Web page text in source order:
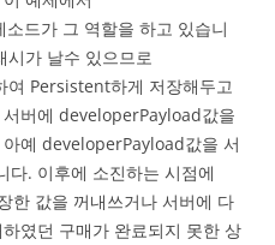
드가 그 역할을 하고 있습니
시가 날수 있으므로
Persistent하게 저장해두고
버에 developerPayload값을
예 developerPayload값을 서
다. 이후에 소진하는 시점에
한 값을 꺼내쓰거나 서버에 다
였던 구매가 완료되지 못한 상